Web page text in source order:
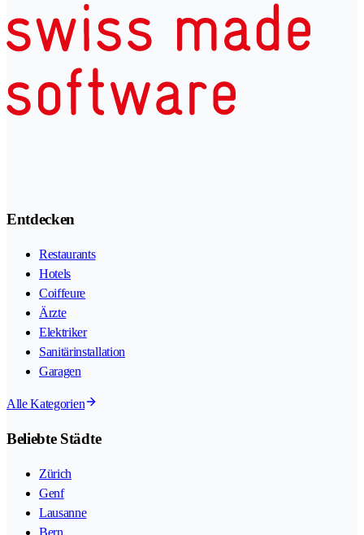
Entdecken
Restaurants
Hotels
Coiffeure
Ärzte
Elektriker
Sanitärinstallation
Garagen
Alle Kategorien
Beliebte Städte
Zürich
Genf
Lausanne
Bern